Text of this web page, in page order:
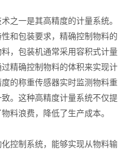
一是其高精度的计量系统。
和包装要求，精确控制物料的
，包装机通常采用容积式计量
精确控制物料的体积来实现计
的称重传感器实时监测物料重
。这种高精度计量系统不仅提
料浪费，降低了生产成本。
控制系统，能够实现从物料输